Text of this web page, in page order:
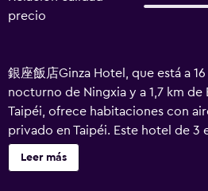
precio
銀座飯店Ginza Hotel, que está a
nocturno de Ningxia y a 1,7 km de
Taipéi, ofrece habitaciones con
privado en Taipéi. Este hotel de 3
de habitaciones y recepción 24
libre de humo se encuentra a 19
Leer más